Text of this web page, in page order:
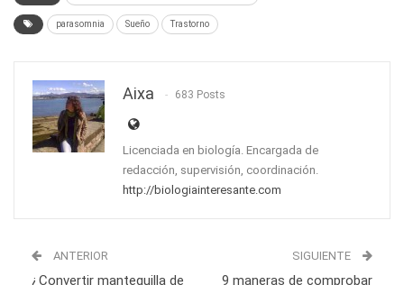
parasomnia Sueño Trastorno
Aixa 683 Posts
Licenciada en biología. Encargada de
redacción, supervisión, coordinación.
http://biologiainteresante.com
ANTERIOR
¿Convertir mantequilla de
SIGUIENTE
9 maneras de comprobar